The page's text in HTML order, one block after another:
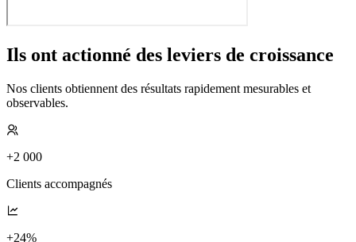
Ils ont actionné des leviers de croissance
Nos clients obtiennent des résultats rapidement mesurables et
observables.
+2 000
Clients accompagnés
+24%